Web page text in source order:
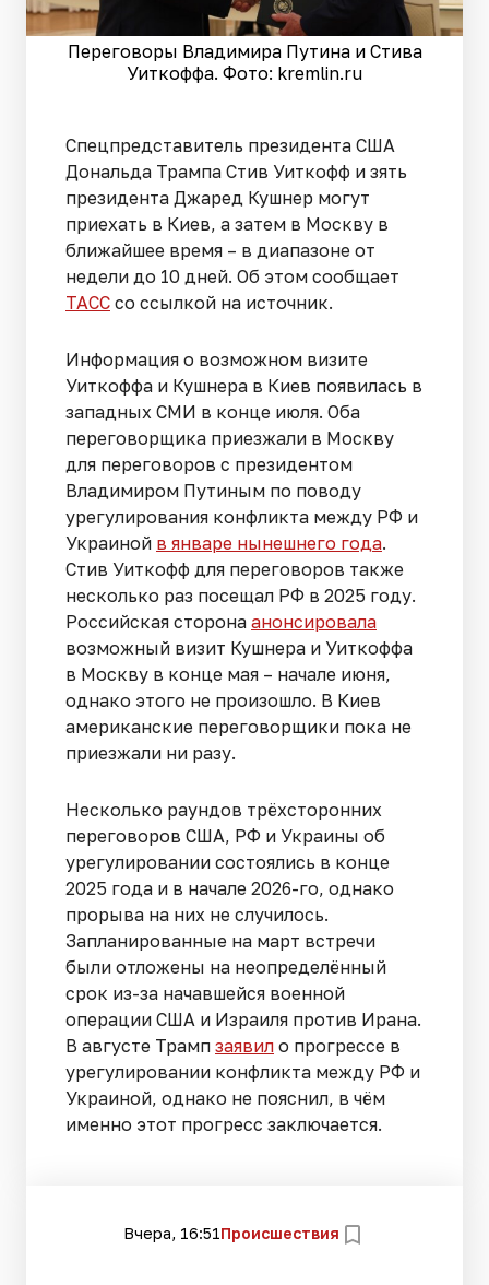
Переговоры Владимира Путина и Стива
Уиткоффа. Фото: kremlin.ru
Спецпредставитель президента США
Дональда Трампа Стив Уиткофф и зять
президента Джаред Кушнер могут
приехать в Киев, а затем в Москву в
ближайшее время – в диапазоне от
недели до 10 дней. Об этом сообщает
ТАСС со ссылкой на источник.
Информация о возможном визите
Уиткоффа и Кушнера в Киев появилась в
западных СМИ в конце июля. Оба
переговорщика приезжали в Москву
для переговоров с президентом
Владимиром Путиным по поводу
урегулирования конфликта между РФ и
Украиной в январе нынешнего года.
Стив Уиткофф для переговоров также
несколько раз посещал РФ в 2025 году.
Российская сторона анонсировала
возможный визит Кушнера и Уиткоффа
в Москву в конце мая – начале июня,
однако этого не произошло. В Киев
американские переговорщики пока не
приезжали ни разу.
Несколько раундов трёхсторонних
переговоров США, РФ и Украины об
урегулировании состоялись в конце
2025 года и в начале 2026-го, однако
прорыва на них не случилось.
Запланированные на март встречи
были отложены на неопределённый
срок из-за начавшейся военной
операции США и Израиля против Ирана.
В августе Трамп заявил о прогрессе в
урегулировании конфликта между РФ и
Украиной, однако не пояснил, в чём
именно этот прогресс заключается.
Вчера, 16:51Происшествия